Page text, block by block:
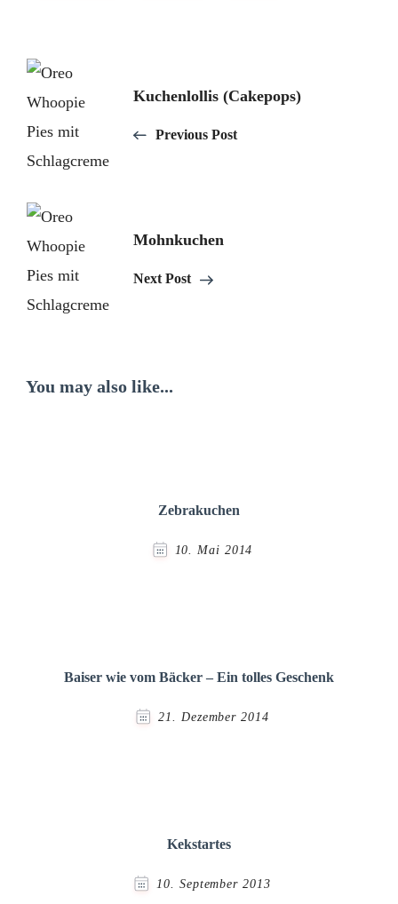
Post
Navigation
Kuchenlollis (Cakepops)
Previous Post
Mohnkuchen
Next Post
You may also like...
Zebrakuchen
10. Mai 2014
Baiser wie vom Bäcker – Ein tolles Geschenk
21. Dezember 2014
Kekstartes
10. September 2013